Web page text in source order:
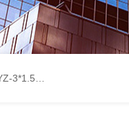
0.66kv矿用阻燃橡套电缆